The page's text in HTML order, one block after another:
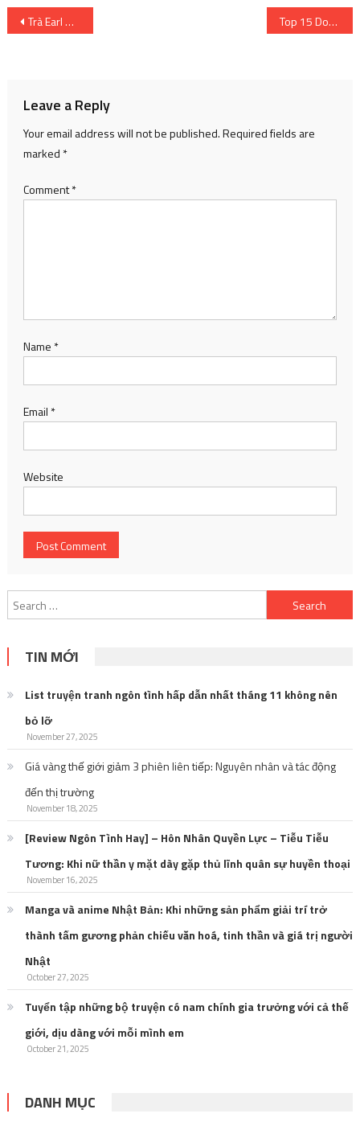
Post
Trà Earl Grey trong văn hóa đại chúng Top 15 Donghua 3D mới của Trung Quốc đáng xem năm 2023
Leave a Reply
Your email address will not be published.Required fields are
marked *
Comment*
Name *
Email *
Website
Search
for:
TIN MỚI
List truyện tranh ngôn tình hấp dẫn nhất tháng 11 không nên
bỏ lỡ
November 27, 2025
Giá vàng thế giới giảm 3 phiên liên tiếp: Nguyên nhân và tác động
đến thị trường
November 18, 2025
[Review Ngôn Tình Hay] – Hôn Nhân Quyền Lực – Tiễu Tiễu
Tương: Khi nữ thần y mặt dày gặp thủ lĩnh quân sự huyền thoại
November 16, 2025
Manga và anime Nhật Bản: Khi những sản phẩm giải trí trở
thành tấm gương phản chiếu văn hoá, tinh thần và giá trị người
Nhật
October 27, 2025
Tuyển tập những bộ truyện có nam chính gia trưởng với cả thế
giới, dịu dàng với mỗi mình em
October 21, 2025
DANH MỤC